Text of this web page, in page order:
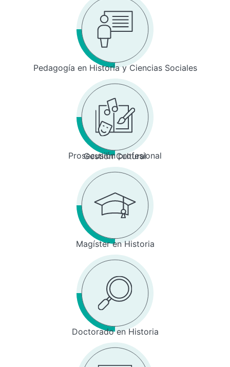
Pedagogía en Historia y Ciencias Sociales
Prosecusión profesional
Gestión Cultural
Magíster en Historia
Doctorado en Historia